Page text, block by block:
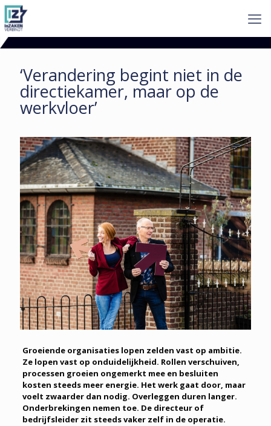
‘Verandering begint niet in de
directie­kamer, maar op de
werkvloer’
Groeiende organisaties lopen zelden vast op ambitie.
Ze lopen vast op onduidelijkheid. Rollen verschuiven,
processen groeien ongemerkt mee en besluiten
kosten steeds meer energie. Het werk gaat door, maar
voelt zwaarder dan nodig. Overleggen duren langer.
Onderbrekingen nemen toe. De directeur of
bedrijfsleider zit steeds vaker zelf in de operatie.